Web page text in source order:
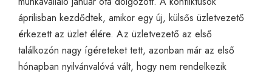
áprilisban kezdődtek, amikor egy új, külsős üzletvezető
érkezett az üzlet élére. Az üzletvezető az első
találkozón nagy ígéreteket tett, azonban már az első
hónapban nyilvánvalóvá vált, hogy nem rendelkezik